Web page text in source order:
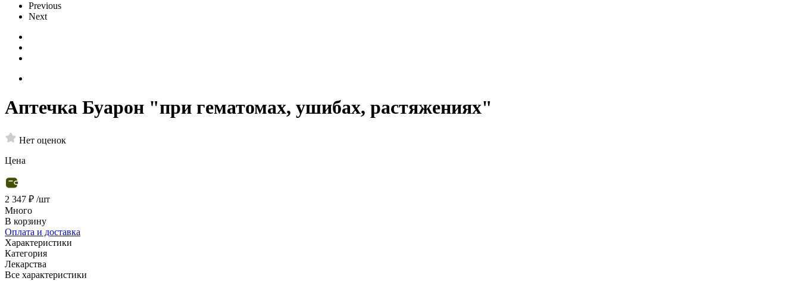
Previous
Next
Аптечка Буарон "при гематомах, ушибах, растяжениях"
Нет оценок
Цена
2 347 ₽ /шт
Много
В корзину
Оплата и доставка
Характеристики
Категория
Лекарства
Все характеристики